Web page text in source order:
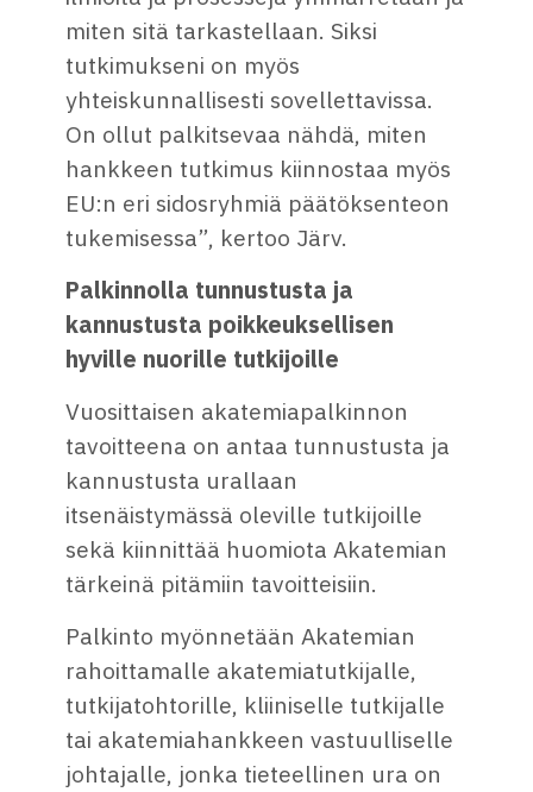
miten sitä tarkastellaan. Siksi
tutkimukseni on myös
yhteiskunnallisesti sovellettavissa.
On ollut palkitsevaa nähdä, miten
hankkeen tutkimus kiinnostaa myös
EU:n eri sidosryhmiä päätöksenteon
tukemisessa”, kertoo Järv.
Palkinnolla tunnustusta ja
kannustusta poikkeuksellisen
hyville nuorille tutkijoille
Vuosittaisen akatemiapalkinnon
tavoitteena on antaa tunnustusta ja
kannustusta urallaan
itsenäistymässä oleville tutkijoille
sekä kiinnittää huomiota Akatemian
tärkeinä pitämiin tavoitteisiin.
Palkinto myönnetään Akatemian
rahoittamalle akatemiatutkijalle,
tutkijatohtorille, kliiniselle tutkijalle
tai akatemiahankkeen vastuulliselle
johtajalle, jonka tieteellinen ura on